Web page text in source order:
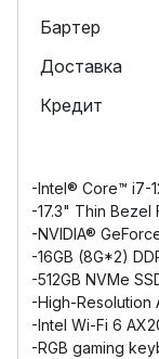
Бартер
Доставка
Кредит
-Intel® Core™ i7-
-17.3" Thin Bezel
-NVIDIA®
-16GB (8G*2)
-512GB NVMe
-High-Resolution
-Intel Wi-Fi 6
-RGB gaming